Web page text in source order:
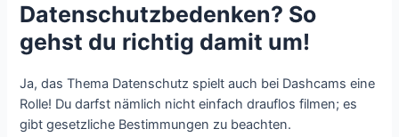
Datenschutzbedenken? So
gehst du richtig damit um!
Ja, das Thema Datenschutz spielt auch bei Dashcams eine
Rolle! Du darfst nämlich nicht einfach drauflos filmen; es
gibt gesetzliche Bestimmungen zu beachten.